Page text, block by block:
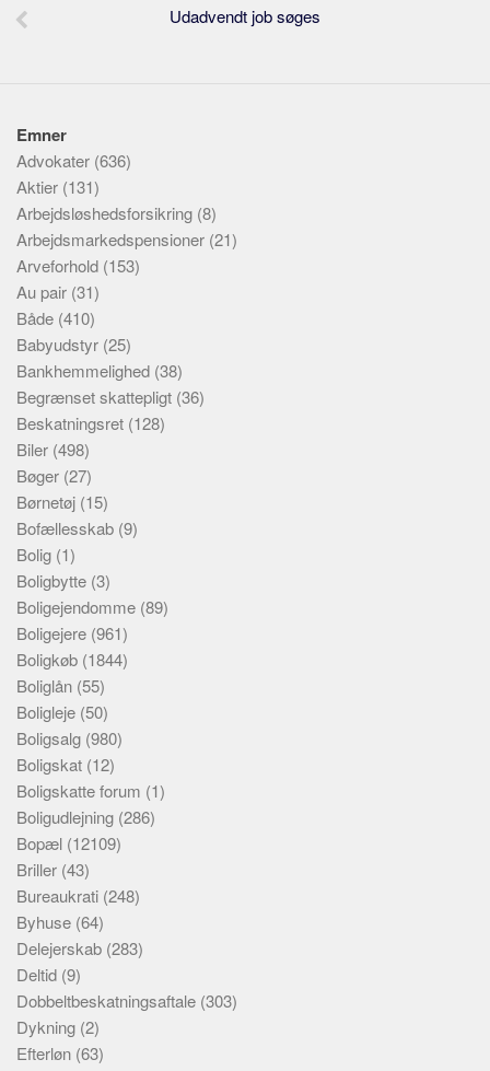
Udadvendt job søges
Emner
Advokater (636)
Aktier (131)
Arbejdsløshedsforsikring (8)
Arbejdsmarkedspensioner (21)
Arveforhold (153)
Au pair (31)
Både (410)
Babyudstyr (25)
Bankhemmelighed (38)
Begrænset skattepligt (36)
Beskatningsret (128)
Biler (498)
Bøger (27)
Børnetøj (15)
Bofællesskab (9)
Bolig (1)
Boligbytte (3)
Boligejendomme (89)
Boligejere (961)
Boligkøb (1844)
Boliglån (55)
Boligleje (50)
Boligsalg (980)
Boligskat (12)
Boligskatte forum (1)
Boligudlejning (286)
Bopæl (12109)
Briller (43)
Bureaukrati (248)
Byhuse (64)
Delejerskab (283)
Deltid (9)
Dobbeltbeskatningsaftale (303)
Dykning (2)
Efterløn (63)